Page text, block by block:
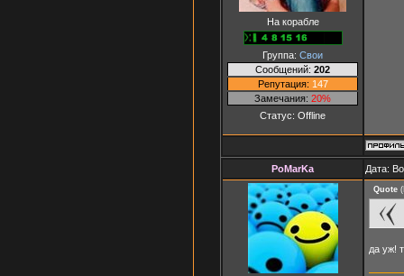
На корабле
Группа: Свои
Сообщений: 202
Репутация: 147
Замечания: 20%
Статус: Offline
PoMarKa Дата:
Quote (
да уж!